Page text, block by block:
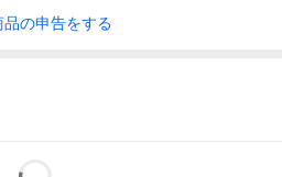
品の申告をする